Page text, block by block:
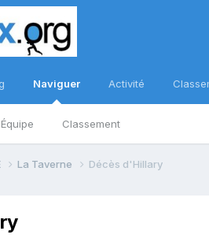
Naviguer
Équipe Classement
Activité
La Taverne Décès d'Hillary